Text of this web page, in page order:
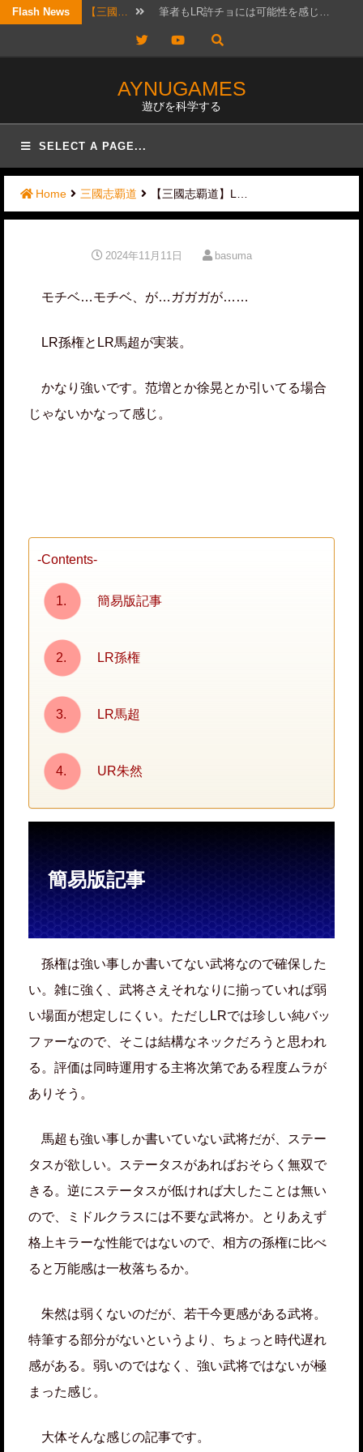
Skip
content
Flash News 【考察… 結構ホットというか、なんか政治的…
リクエスト頂きました！ 攻城戦…
待っていたぜ。 この時をよぉ！…
【三國…
【三國… かなりワクワクして構えていたので…
【三國… 筆者もLR許チョには可能性を感じ…
TwitterYouTube
AYNUGAMES
遊びを科学する
SELECT A PAGE...
Home 三國志覇道 【三國志覇道】L…
2024年11月11日 basuma
モチベ…モチベ、が…ガガガが……
LR孫権とLR馬超が実装。
かなり強いです。范増とか徐晃とか引いてる場合
じゃないかなって感じ。
-Contents-
簡易版記事
LR孫権
LR馬超
UR朱然
簡易版記事
孫権は強い事しか書いてない武将なので確保した
い。雑に強く、武将さえそれなりに揃っていれば弱
い場面が想定しにくい。ただしLRでは珍しい純バッ
ファーなので、そこは結構なネックだろうと思われ
る。評価は同時運用する主将次第である程度ムラが
ありそう。
馬超も強い事しか書いていない武将だが、ステー
タスが欲しい。ステータスがあればおそらく無双で
きる。逆にステータスが低ければ大したことは無い
ので、ミドルクラスには不要な武将か。とりあえず
格上キラーな性能ではないので、相方の孫権に比べ
ると万能感は一枚落ちるか。
朱然は弱くないのだが、若干今更感がある武将。
特筆する部分がないというより、ちょっと時代遅れ
感がある。弱いのではなく、強い武将ではないが極
まった感じ。
大体そんな感じの記事です。